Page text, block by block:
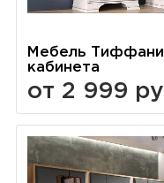
Мебель
кабинета
от 2 999